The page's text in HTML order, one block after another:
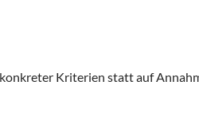
Kriterien statt auf